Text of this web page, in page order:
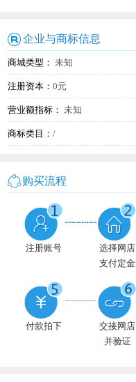
企业与商标信息
商城类型： 未知
注册资本：0元
营业额指标： 未知
商标类目：/
购买流程
注册账号
选择网店
支付定金
付款拍下
交接网店
并验证